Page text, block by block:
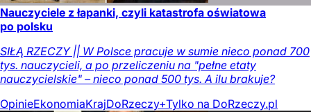
Nauczyciele z łapanki, czyli katastrofa oświatowa
po polsku
SIŁĄ RZECZY || W Polsce pracuje w sumie nieco ponad 700
tys. nauczycieli, a po przeliczeniu na "pełne etaty
nauczycielskie" – nieco ponad 500 tys. A ilu brakuje?
OpinieEkonomiaKrajDoRzeczy+Tylko na DoRzeczy.pl